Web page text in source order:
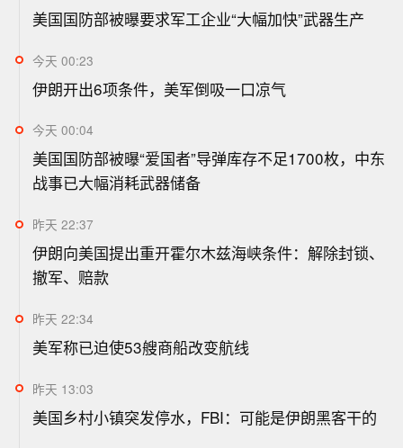
美国国防部被曝要求军工企业“大幅加快”武器生产
今天 00:23
伊朗开出6项条件，美军倒吸一口凉气
今天 00:04
美国国防部被曝“爱国者”导弹库存不足1700枚，中东
战事已大幅消耗武器储备
昨天 22:37
伊朗向美国提出重开霍尔木兹海峡条件：解除封锁、
撤军、赔款
昨天 22:34
美军称已迫使53艘商船改变航线
昨天 13:03
美国乡村小镇突发停水，FBI：可能是伊朗黑客干的